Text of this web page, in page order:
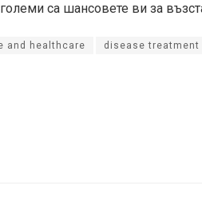
са шансовете ви за
and healthcare disease treatment